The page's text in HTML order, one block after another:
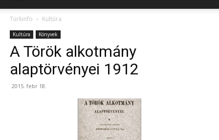
Türkinfo
Kultúra
Kultúra Könyvek
A Török alkotmány
alaptörvényei 1912
2015. febr 18.